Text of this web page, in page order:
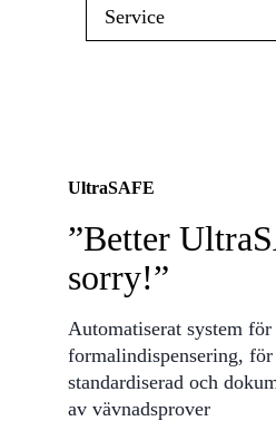
Service
UltraSAFE
”Better
sorry!”
Automatiserat system för
formalindispensering, för
standardiserad och
av vävnadsprover